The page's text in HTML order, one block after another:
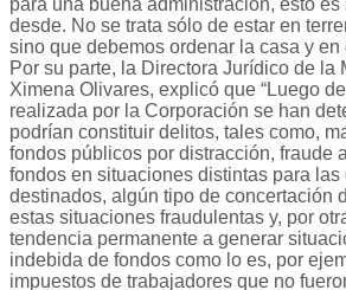
desde. No se trata sólo de estar en
sino que debemos ordenar la casa y en
Por su parte, la Directora Jurídico de la
Ximena Olivares, explicó que “Luego
realizada por la Corporación se han
podrían constituir delitos, tales como,
fondos públicos por distracción, fraude
fondos en situaciones distintas para las
destinados, algún tipo de concertación
estas situaciones fraudulentas y, por
tendencia permanente a generar
indebida de fondos como lo es, por
impuestos de trabajadores que no